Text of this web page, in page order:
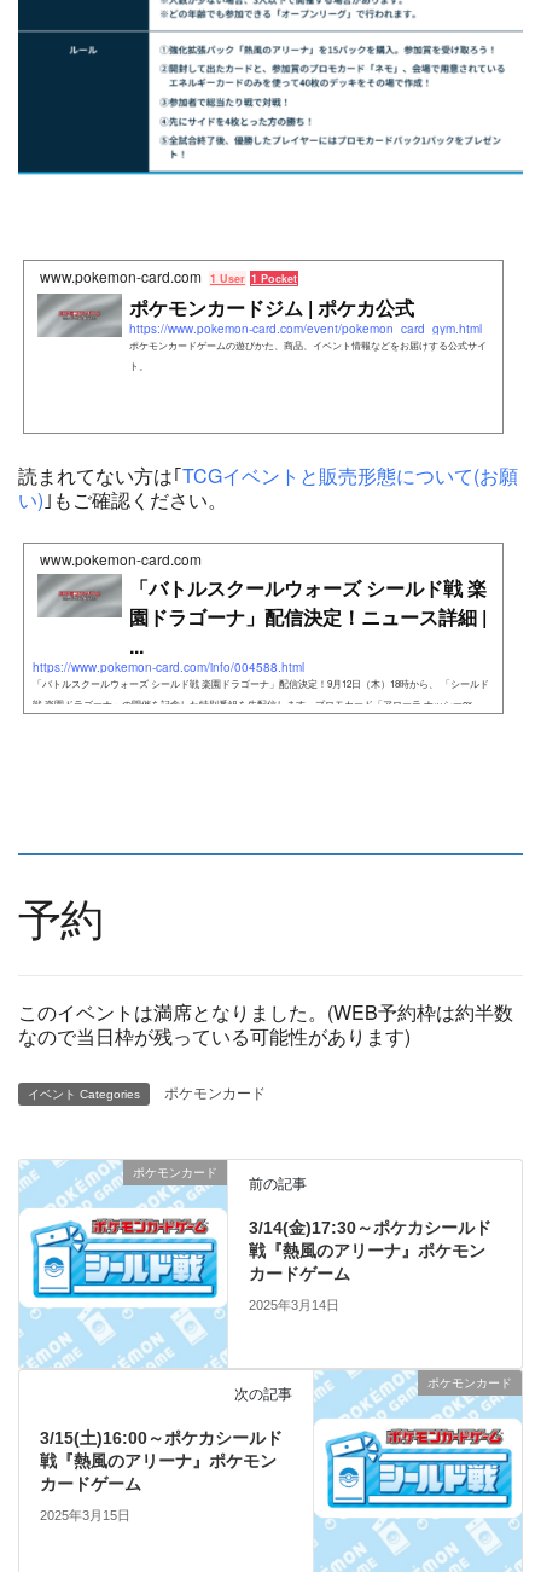
www.pokemon-card.com 1 User 1 Pocket
ポケモンカードジム | ポケカ公式
https://www.pokemon-card.com/event/pokemon_card_gym.html
ポケモンカードゲームの遊びかた、商品、イベント情報などをお届けする公式サイ
ト。
読まれてない方は｢TCGイベントと販売形態について(お願
い) ｣もご確認ください。
www.pokemon-card.com
「バトルスクールウォーズ シールド戦 楽
園ドラゴーナ」配信決定！ニュース詳細 |
...
https://www.pokemon-card.com/info/004588.html
「バトルスクールウォーズ シールド戦 楽園ドラゴーナ」配信決定！9月12日（木）18時から、 「シールド
戦 楽園ドラゴーナ」の開催を記念した特別番組を生配信します。プロモカード「アローラ ナッシーex
予約
このイベントは満席となりました。(WEB予約枠は約半数
なので当日枠が残っている可能性があります)
イベント Categories ポケモンカード
ポケモンカード
前の記事
3/14(金)17:30～ポケカシールド
戦『熱風のアリーナ』ポケモン
カードゲーム
2025年3月14日
ポケモンカード
次の記事
3/15(土)16:00～ポケカシールド
戦『熱風のアリーナ』ポケモン
カードゲーム
2025年3月15日